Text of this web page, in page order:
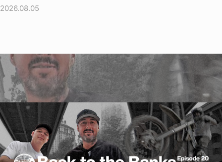
2026.08.05